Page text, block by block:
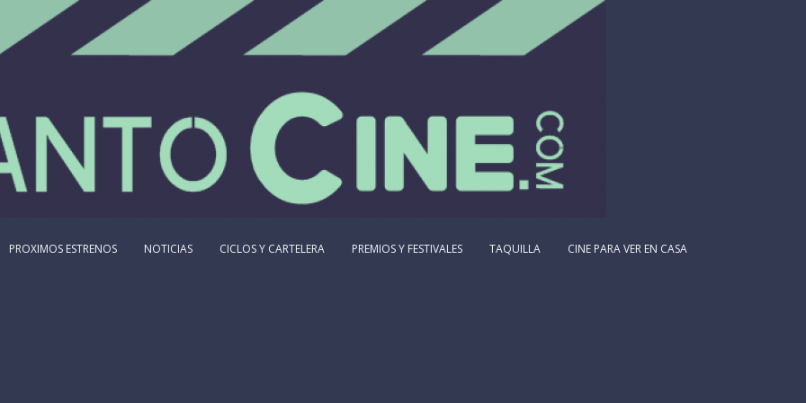
PROXIMOS ESTRENOS NOTICIAS CICLOS Y CARTELERA PREMIOS Y FESTIVALES TAQUILLA CINE PARA VER EN CASA